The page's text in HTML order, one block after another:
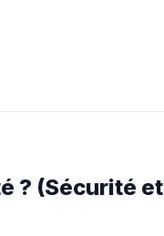
? (Sécurité et